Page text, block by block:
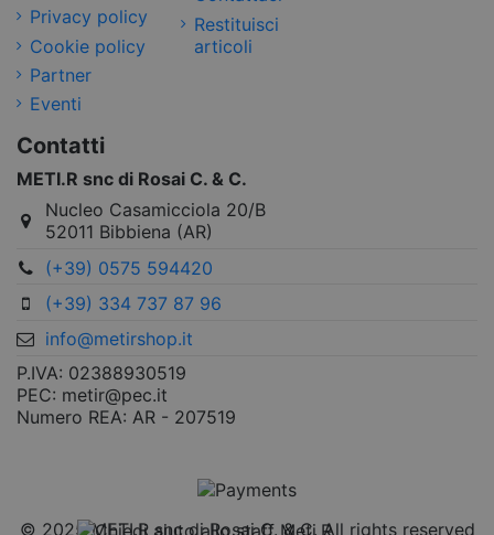
Privacy policy
Cookie policy
Partner
Eventi
Restituisci
articoli
Contatti
METI.R snc di Rosai C. & C.
Nucleo Casamicciola 20/B
52011 Bibbiena (AR)
(+39) 0575 594420
(+39) 334 737 87 96
info@metirshop.it
P.IVA: 02388930519
PEC: metir@pec.it
Numero REA: AR - 207519
© 2025 METI.R snc di Rosai C. & C. All rights reserved